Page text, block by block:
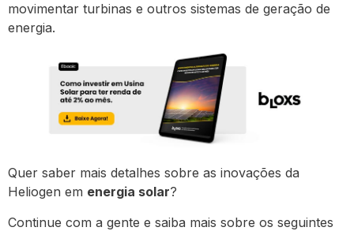
movimentar turbinas e outros sistemas de geração de
energia.
Quer saber mais detalhes sobre as inovações da
Heliogen em energia solar?
Continue com a gente e saiba mais sobre os seguintes